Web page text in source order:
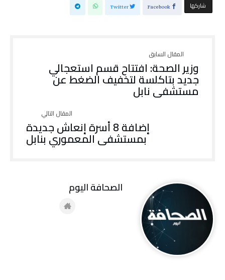
‫‫ شاركها‬ Facebook
Twitter
وزير الصحة: افتتاح قسم استعجالي
جديد بتاكلسة لتخفيف الضغط عن
مستشفى نابل
إضافة 8 أسرة إنعاش جديدة
بمستشفى المعموري بنابل